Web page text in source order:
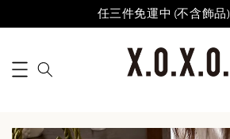
任三件免運中 (不含飾品)